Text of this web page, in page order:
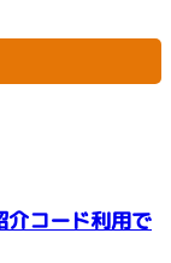
コード利用で